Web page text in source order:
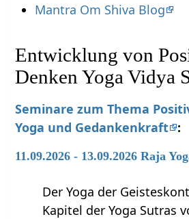
Mantra Om Shiva Blog
Entwicklung von
Denken Yoga Vidya
Seminare zum Thema
Yoga und Gedankenkraft :
11.09.2026 - 13.09.2026 Raja
Der Yoga der
Kapitel der Yoga Sutras